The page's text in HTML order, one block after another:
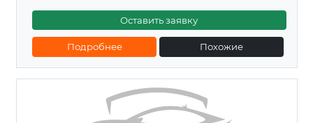
Оставить заявку
Подробнее Похожие